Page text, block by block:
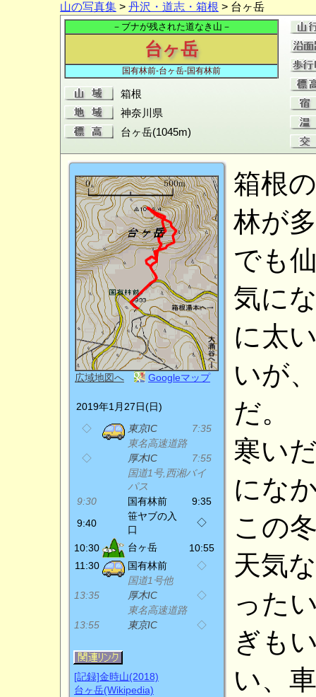
山の写真集 > 丹沢・道志・箱根 > 台ヶ岳
－ブナが残された道なき山－
台ヶ岳
国有林前-台ヶ岳-国有林前
箱根
神奈川県
台ヶ岳(1045m)
広域地図へ Googleマップ
2019年1月27日(日)
◇
東京IC
7:35
東名高速道路
◇
厚木IC
7:55
国道1号,西湘バイ
パス
9:30
国有林前
9:35
9:40
笹ヤブの入
口
◇
10:30 台ヶ岳
10:55
11:30
国有林前
◇
国道1号他
13:35
厚木IC
◇
東名高速道路
13:55
東京IC ◇
[記録]金時山(2018)
台ヶ岳(Wikipedia)
箱根
林が
でも
気に
に太
いが
だ。
寒い
にな
この
天気
った
ぎも
い、